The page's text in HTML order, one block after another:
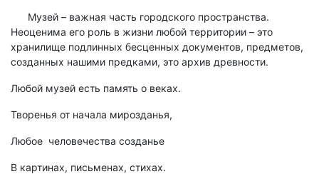
Музей – важная часть городского пространства.
Неоценима его роль в жизни любой территории – это
хранилище подлинных бесценных документов, предметов,
созданных нашими предками, это архив древности.
Любой музей есть память о веках.
Творенья от начала мирозданья,
Любое человечества созданье
В картинах, письменах, стихах.